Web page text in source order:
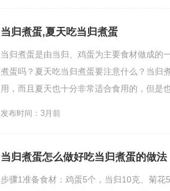
当归煮蛋,夏天吃当归煮蛋
当归煮蛋是由当归、鸡蛋为主要食材做成的
煮蛋吗？夏天吃当归煮蛋要注意什么？当归
用，而且夏天也十分非常适合食用的，但是
发布时间：3月前
当归煮蛋怎么做好吃当归煮蛋的做法
步骤1准备食材：鸡蛋5个，当归10克、菊